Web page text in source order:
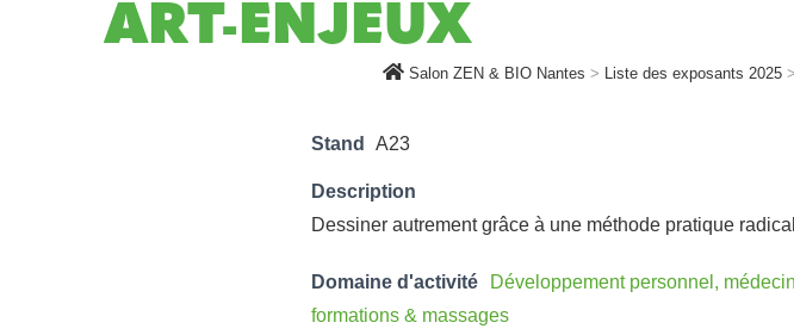
ART-ENJEUX
Salon ZEN & BIO Nantes > Liste des exposants 2025 >
Stand A23
Description
Dessiner autrement grâce à une méthode pratique
Domaine d'activité
Développement personnel,
formations & massages